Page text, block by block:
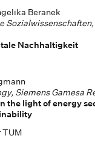
Beranek
Nachhaltigkeit
Siemens Gamesa
the light of energy
TUM